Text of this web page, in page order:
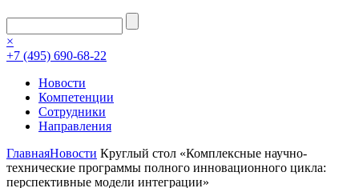
×
+7 (495) 690-68-22
Новости
Компетенции
Сотрудники
Направления
ГлавнаяНовости Круглый стол «Комплексные научно-
технические программы полного инновационного цикла:
перспективные модели интеграции»